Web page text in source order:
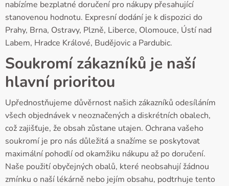
nabízíme bezplatné doručení pro nákupy přesahující
stanovenou hodnotu. Expresní dodání je k dispozici do
Prahy, Brna, Ostravy, Plzně, Liberce, Olomouce, Ústí nad
Labem, Hradce Králové, Budějovic a Pardubic.
Soukromí zákazníků je naší
hlavní prioritou
Upřednostňujeme důvěrnost našich zákazníků odesíláním
všech objednávek v neoznačených a diskrétních obalech,
což zajišťuje, že obsah zůstane utajen. Ochrana vašeho
soukromí je pro nás důležitá a snažíme se poskytovat
maximální pohodlí od okamžiku nákupu až po doručení.
Naše použití obyčejných obalů, které neobsahují žádnou
zmínku o naší lékárně nebo jejím obsahu, podtrhuje tento